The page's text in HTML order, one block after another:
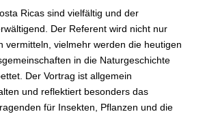
Ricas sind vielfältig und der
Der Referent wird nicht nur
vermitteln, vielmehr werden die heutigen
in die Naturgeschichte
Der Vortrag ist allgemein
und reflektiert besonders das
für Insekten, Pflanzen und die